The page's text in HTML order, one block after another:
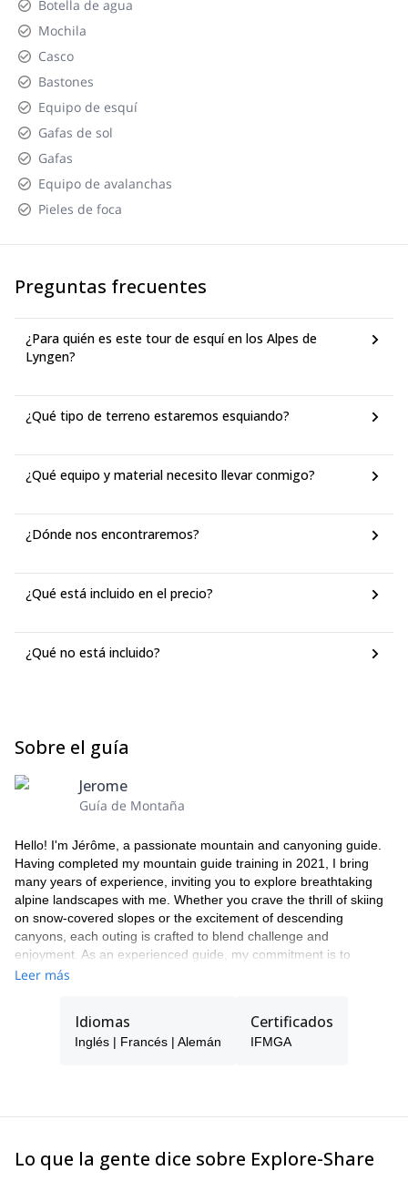
Botella de agua
Mochila
Casco
Bastones
Equipo de esquí
Gafas de sol
Gafas
Equipo de avalanchas
Pieles de foca
Preguntas frecuentes
¿Para quién es este tour de esquí en los Alpes de
Lyngen?
¿Qué tipo de terreno estaremos esquiando?
¿Qué equipo y material necesito llevar conmigo?
¿Dónde nos encontraremos?
¿Qué está incluido en el precio?
¿Qué no está incluido?
Sobre el guía
Jerome
Guía de Montaña
Hello! I'm Jérôme, a passionate mountain and canyoning guide.
Having completed my mountain guide training in 2021, I bring
many years of experience, inviting you to explore breathtaking
alpine landscapes with me. Whether you crave the thrill of skiing
on snow-covered slopes or the excitement of descending
canyons, each outing is crafted to blend challenge and
enjoyment. As an experienced guide, my commitment is to
provide you with a safe adventure tailored to your preferences
me for an exhilarating outdoor experience!
Leer más
Idiomas
Inglés | Francés | Alemán
Certificados
IFMGA
Lo que la gente dice sobre Explore-Share